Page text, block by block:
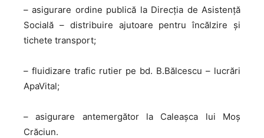
– asigurare ordine publică la Direcția de Asistență
Socială – distribuire ajutoare pentru încălzire și
tichete transport;
– fluidizare trafic rutier pe bd. B.Bălcescu – lucrări
ApaVital;
– asigurare antemergător la Caleașca lui Moș
Crăciun.